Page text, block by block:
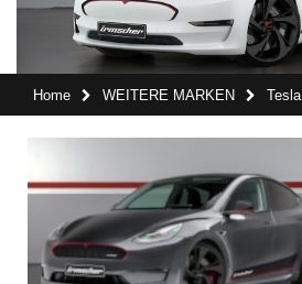
Home WEITERE MARKEN Tesla